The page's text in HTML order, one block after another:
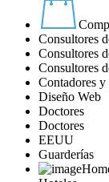
Consultores
Consultores
Consultores
Contadores y
Diseño Web
Doctores
Doctores
EEUU
Guarderías